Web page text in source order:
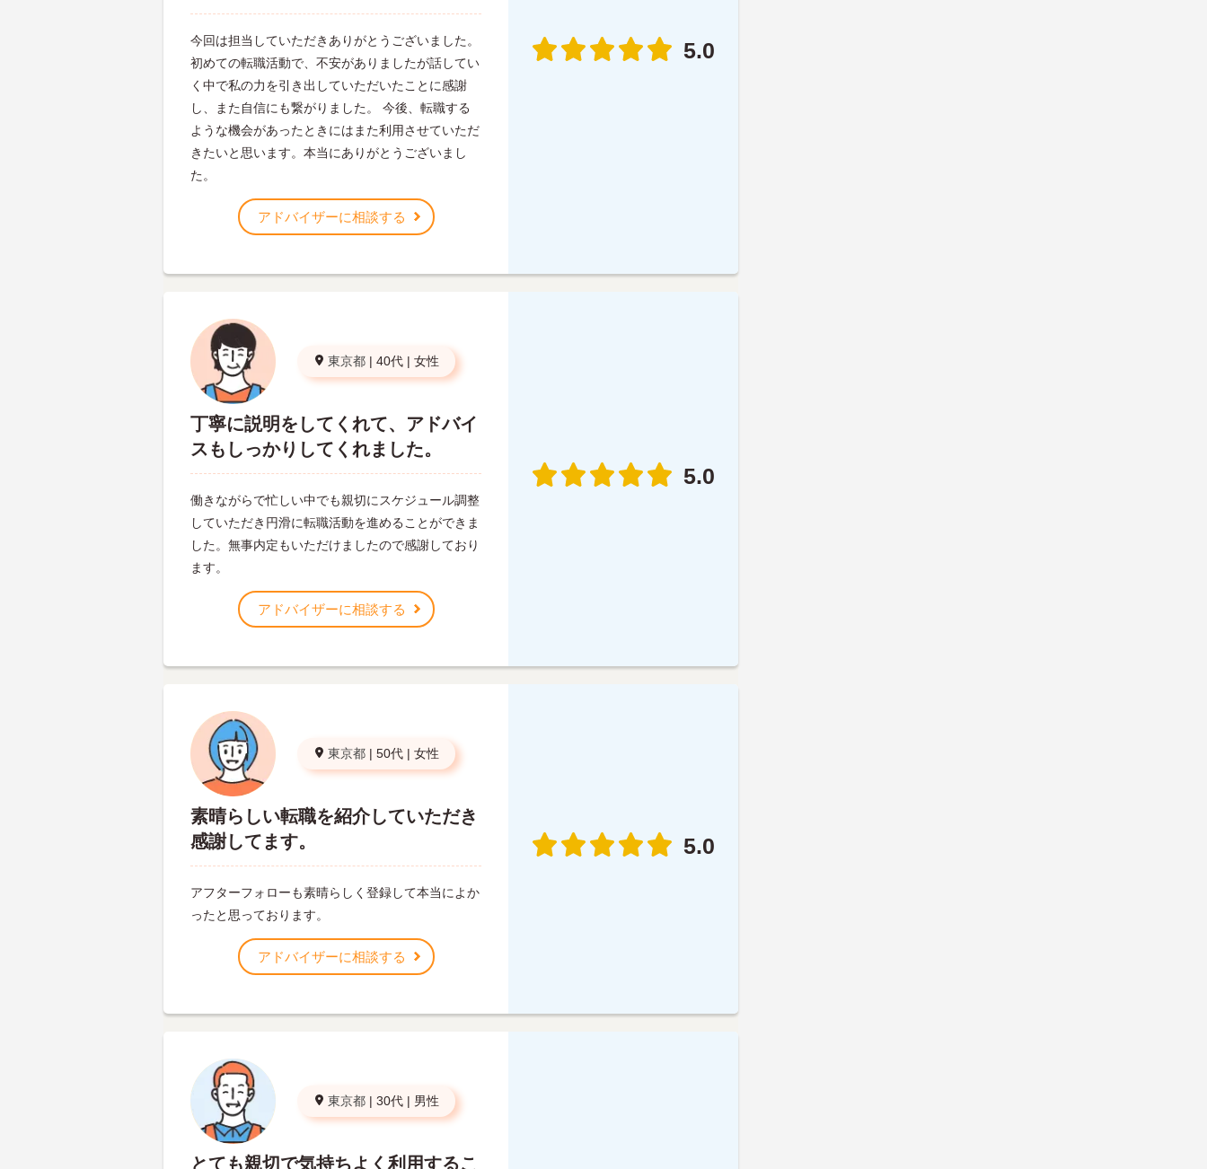
今回は担当していただきありがとうございました。
初めての転職活動で、不安がありましたが話してい
く中で私の力を引き出していただいたことに感謝
し、また自信にも繋がりました。 今後、転職する
ような機会があったときにはまた利用させていただ
きたいと思います。本当にありがとうございまし
た。
アドバイザーに相談する
5.0
東京都 | 40代 | 女性
丁寧に説明をしてくれて、アドバイ
スもしっかりしてくれました。
働きながらで忙しい中でも親切にスケジュール調整
していただき円滑に転職活動を進めることができま
した。無事内定もいただけましたので感謝しており
ます。
アドバイザーに相談する
5.0
東京都 | 50代 | 女性
素晴らしい転職を紹介していただき
感謝してます。
アフターフォローも素晴らしく登録して本当によか
ったと思っております。
アドバイザーに相談する
5.0
東京都 | 30代 | 男性
とても親切で気持ちよく利用するこ